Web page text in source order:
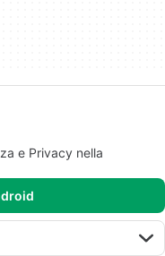
e Privacy nella